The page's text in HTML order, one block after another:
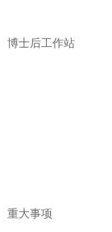
博士后工作站
重大事项